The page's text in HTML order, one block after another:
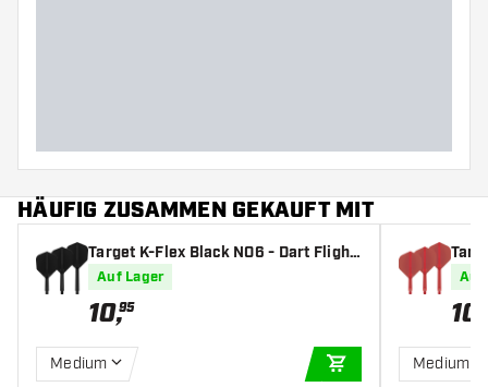
HÄUFIG ZUSAMMEN GEKAUFT MIT
Target K-Flex Black NO6 - Dart Flight
Auf Lager
10,95
Medium
IN DEN
Auf
10
Medium